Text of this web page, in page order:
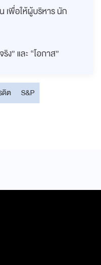
เพื่อให้ผู้บริหาร นัก
” และ “โอกาส”
ดิต
S&P